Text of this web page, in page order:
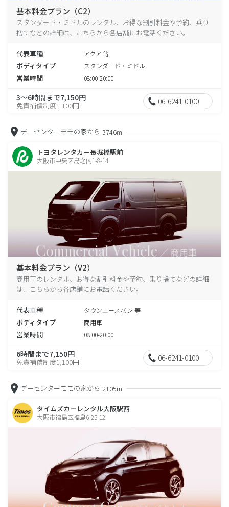
基本料金プラン（C2）
スタンダード・ミドルのレンタル、お得な割引料金や予約、乗り
捨てなどの詳細は、こちらから各店舗にお電話ください。
代表車種 アクア 等
ボディタイプ スタンダード・ミドル
営業時間 08:00-20:00
3～6時間まで7,150円
免責補償制度1,100円 06-6241-0100
デーセンターモモの家から 3746m
トヨタレンタカー長堀橋駅前
大阪市中央区島之内1-8-14
基本料金プラン（V2）
商用車のレンタル、お得な割引料金や予約、乗り捨てなどの詳細
は、こちらから各店舗にお電話ください。
代表車種 タウンエースバン 等
ボディタイプ 商用車
営業時間 08:00-20:00
6時間まで7,150円
免責補償制度1,100円 06-6241-0100
デーセンターモモの家から 2105m
タイムズカーレンタル大阪駅西
大阪市福島区福島6-25-12